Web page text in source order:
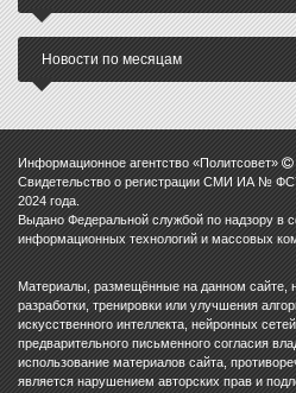
Новости по месяцам
Информационное агентство «Политсовет»
Свидетельство о регистрации СМИ ИА №
2024 года.
Выдано Федеральной службой по надзору в
информационных технологий и массовых
Материалы, размещённые на данном сайте,
разработки, тренировки или улучшения
искусственного интеллекта, нейронных
предварительного письменного согласия
использование материалов сайта,
является нарушением авторских прав и